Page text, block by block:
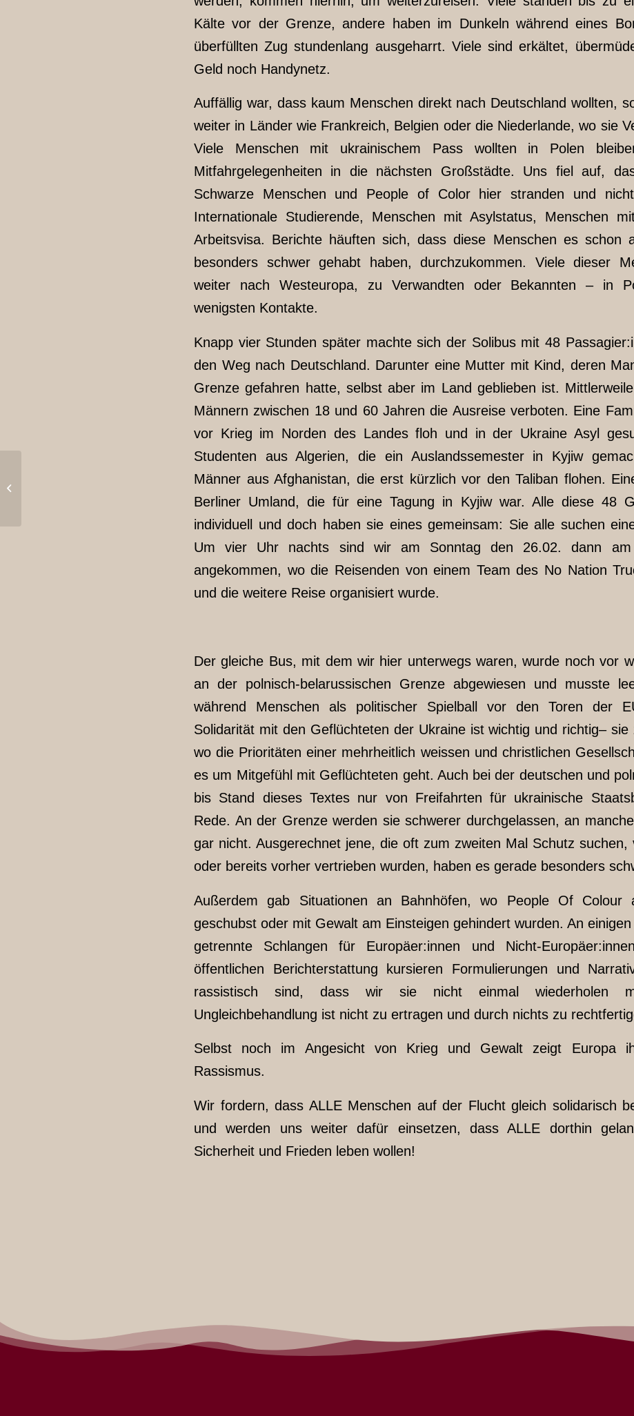
Kälte vor der Grenze, andere haben im Dunkeln während eines
überfüllten Zug stundenlang ausgeharrt. Viele sind erkältet,
Geld noch Handynetz.
Auffällig war, dass kaum Menschen direkt nach Deutschland wollten,
weiter in Länder wie Frankreich, Belgien oder die Niederlande, wo sie
Viele Menschen mit ukrainischem Pass wollten in Polen
Mitfahrgelegenheiten in die nächsten Großstädte. Uns fiel auf,
Schwarze Menschen und People of Color hier stranden und
Internationale Studierende, Menschen mit Asylstatus, Menschen
Arbeitsvisa. Berichte häuften sich, dass diese Menschen es schon
besonders schwer gehabt haben, durchzukommen. Viele dieser
weiter nach Westeuropa, zu Verwandten oder Bekannten – in
wenigsten Kontakte.
Knapp vier Stunden später machte sich der Solibus mit 48
den Weg nach Deutschland. Darunter eine Mutter mit Kind, deren
Grenze gefahren hatte, selbst aber im Land geblieben ist.
Männern zwischen 18 und 60 Jahren die Ausreise verboten. Eine
vor Krieg im Norden des Landes floh und in der Ukraine Asyl
Studenten aus Algerien, die ein Auslandssemester in Kyjiw
Männer aus Afghanistan, die erst kürzlich vor den Taliban flohen.
Berliner Umland, die für eine Tagung in Kyjiw war. Alle diese 48
individuell und doch haben sie eines gemeinsam: Sie alle suchen
Um vier Uhr nachts sind wir am Sonntag den 26.02. dann
angekommen, wo die Reisenden von einem Team des No Nation
und die weitere Reise organisiert wurde.
Der gleiche Bus, mit dem wir hier unterwegs waren, wurde noch vor
an der polnisch-belarussischen Grenze abgewiesen und musste
während Menschen als politischer Spielball vor den Toren der
Solidarität mit den Geflüchteten der Ukraine ist wichtig und richtig– sie
wo die Prioritäten einer mehrheitlich weissen und christlichen
es um Mitgefühl mit Geflüchteten geht. Auch bei der deutschen und
bis Stand dieses Textes nur von Freifahrten für ukrainische
Rede. An der Grenze werden sie schwerer durchgelassen, an
gar nicht. Ausgerechnet jene, die oft zum zweiten Mal Schutz suchen,
oder bereits vorher vertrieben wurden, haben es gerade besonders
Außerdem gab Situationen an Bahnhöfen, wo People Of Colour
geschubst oder mit Gewalt am Einsteigen gehindert wurden. An
getrennte Schlangen für Europäer:innen und Nicht-
öffentlichen Berichterstattung kursieren Formulierungen und
rassistisch sind, dass wir sie nicht einmal wiederholen
Ungleichbehandlung ist nicht zu ertragen und durch nichts zu
Selbst noch im Angesicht von Krieg und Gewalt zeigt Europa
Rassismus.
Wir fordern, dass ALLE Menschen auf der Flucht gleich solidarisch
und werden uns weiter dafür einsetzen, dass ALLE dorthin
Sicherheit und Frieden leben wollen!